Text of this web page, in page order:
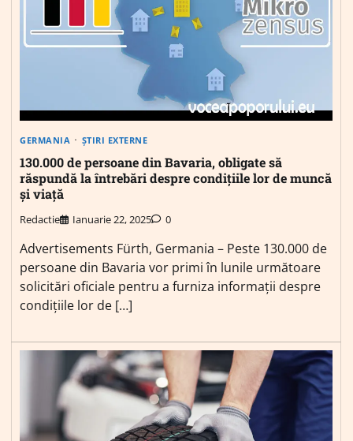
GERMANIA ȘTIRI EXTERNE
130.000 de persoane din Bavaria, obligate să
răspundă la întrebări despre condițiile lor de muncă
și viață
Redactie Ianuarie 22, 2025 0
Advertisements Fürth, Germania – Peste 130.000 de
persoane din Bavaria vor primi în lunile următoare
solicitări oficiale pentru a furniza informații despre
condițiile lor de […]